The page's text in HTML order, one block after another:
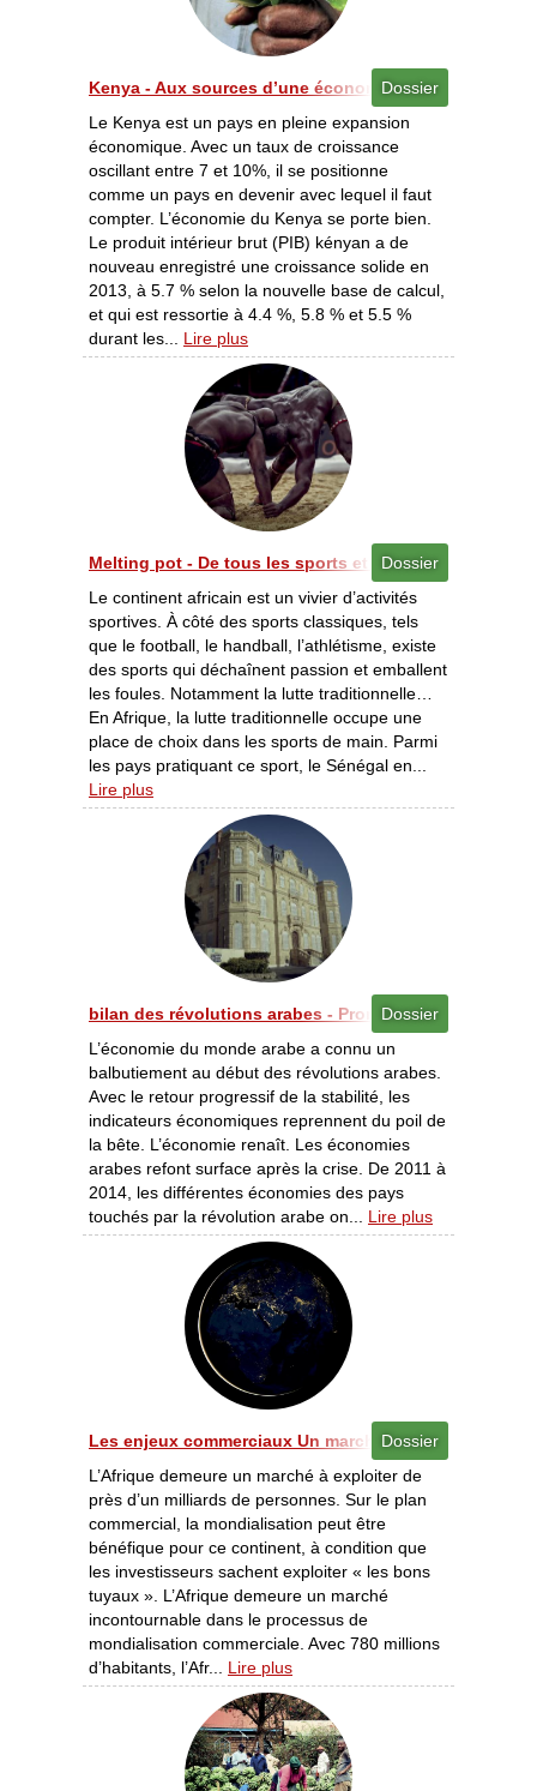
Dossier
Kenya - Aux sources d’une économie prospère [08/
Le Kenya est un pays en pleine expansion
économique. Avec un taux de croissance
oscillant entre 7 et 10%, il se positionne
comme un pays en devenir avec lequel il faut
compter. L’économie du Kenya se porte bien.
Le produit intérieur brut (PIB) kényan a de
nouveau enregistré une croissance solide en
2013, à 5.7 % selon la nouvelle base de calcul,
et qui est ressortie à 4.4 %, 5.8 % et 5.5 %
durant les... Lire plus
Dossier
Melting pot - De tous les sports et de toutes les
Le continent africain est un vivier d’activités
sportives. À côté des sports classiques, tels
que le football, le handball, l’athlétisme, existe
des sports qui déchaînent passion et emballent
les foules. Notamment la lutte traditionnelle…
En Afrique, la lutte traditionnelle occupe une
place de choix dans les sports de main. Parmi
les pays pratiquant ce sport, le Sénégal en...
Lire plus
Dossier
bilan des révolutions arabes - Promouvoir la liberté
L’économie du monde arabe a connu un
balbutiement au début des révolutions arabes.
Avec le retour progressif de la stabilité, les
indicateurs économiques reprennent du poil de
la bête. L’économie renaît. Les économies
arabes refont surface après la crise. De 2011 à
2014, les différentes économies des pays
touchés par la révolution arabe on... Lire plus
Dossier
Les enjeux commerciaux Un marché à exploiter [05/
L’Afrique demeure un marché à exploiter de
près d’un milliards de personnes. Sur le plan
commercial, la mondialisation peut être
bénéfique pour ce continent, à condition que
les investisseurs sachent exploiter « les bons
tuyaux ». L’Afrique demeure un marché
incontournable dans le processus de
mondialisation commerciale. Avec 780 millions
d’habitants, l’Afr... Lire plus